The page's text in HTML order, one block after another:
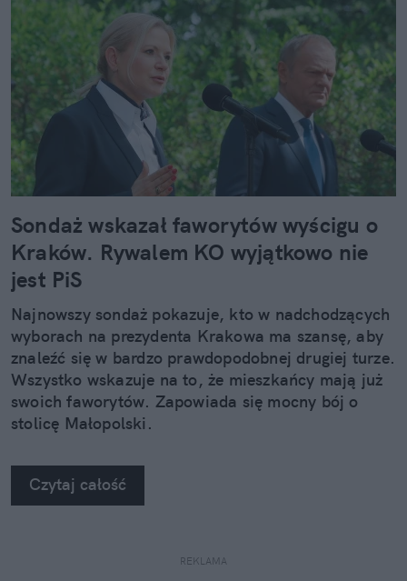
Sondaż wskazał faworytów wyścigu o
Kraków. Rywalem KO wyjątkowo nie
jest PiS
Najnowszy sondaż pokazuje, kto w nadchodzących
wyborach na prezydenta Krakowa ma szansę, aby
znaleźć się w bardzo prawdopodobnej drugiej turze.
Wszystko wskazuje na to, że mieszkańcy mają już
swoich faworytów. Zapowiada się mocny bój o
stolicę Małopolski.
Czytaj całość
REKLAMA